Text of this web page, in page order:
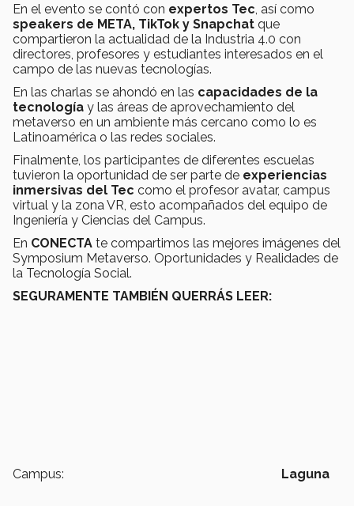
En el evento se contó con expertos Tec , así como
speakers de META, TikTok y Snapchat que
compartieron la actualidad de la Industria 4.0 con
directores, profesores y estudiantes interesados en el
campo de las nuevas tecnologías.
En las charlas se ahondó en las capacidades de la
tecnología y las áreas de aprovechamiento del
metaverso en un ambiente más cercano como lo es
Latinoamérica o las redes sociales.
Finalmente, los participantes de diferentes escuelas
tuvieron la oportunidad de ser parte de experiencias
inmersivas del Tec como el profesor avatar, campus
virtual y la zona VR, esto acompañados del equipo de
Ingeniería y Ciencias del Campus.
En CONECTA te compartimos las mejores imágenes del
Symposium Metaverso. Oportunidades y Realidades de
la Tecnología Social.
SEGURAMENTE TAMBIÉN QUERRÁS LEER:
Campus: Laguna